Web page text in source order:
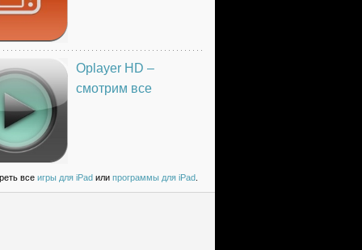
Oplayer HD –
смотрим все
все игры для iPad или программы для iPad